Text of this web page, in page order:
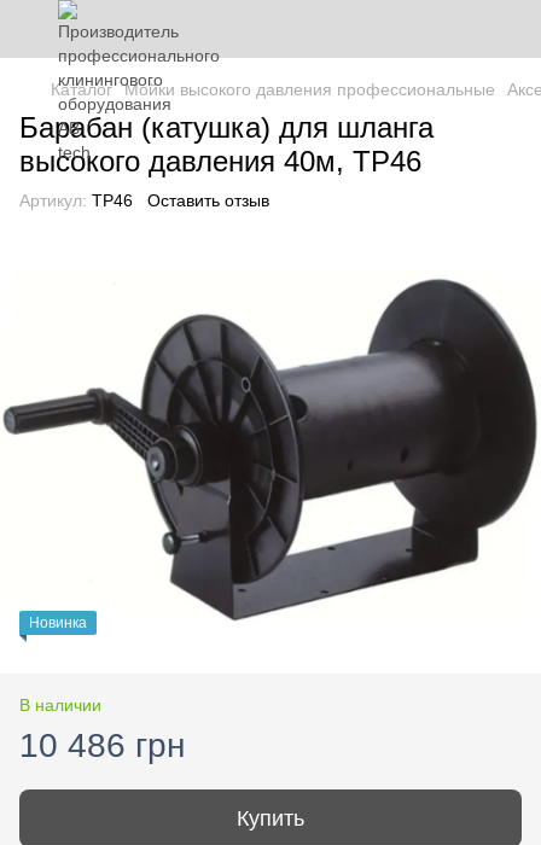
Каталог Мойки высокого давления профессиональные
Барабан (катушка) для шланга
высокого давления 40м, TP46
Артикул: TP46 Оставить отзыв
Новинка
В наличии
10 486 грн
Купить